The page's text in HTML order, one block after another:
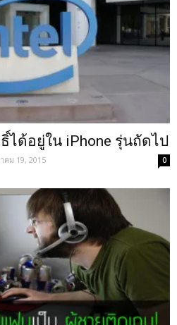
ได้อยู่ใน iPhone รุ่นถัดไป
คม 19, 2015 0